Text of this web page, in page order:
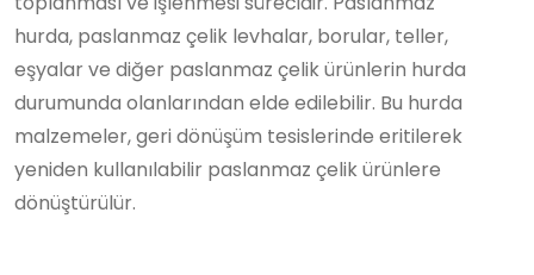
hurda, paslanmaz çelik levhalar, borular, teller,
eşyalar ve diğer paslanmaz çelik ürünlerin hurda
durumunda olanlarından elde edilebilir. Bu hurda
malzemeler, geri dönüşüm tesislerinde eritilerek
yeniden kullanılabilir paslanmaz çelik ürünlere
dönüştürülür.